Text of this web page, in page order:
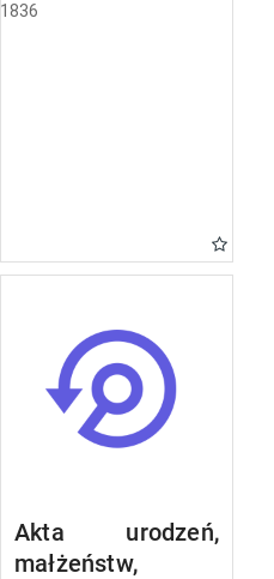
1836
Akta urodzeń,
małżeństw,